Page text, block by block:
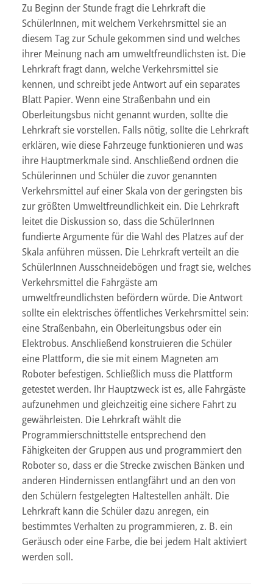
Zu Beginn der Stunde fragt die Lehrkraft die
SchülerInnen, mit welchem Verkehrsmittel sie an
diesem Tag zur Schule gekommen sind und welches
ihrer Meinung nach am umweltfreundlichsten ist. Die
Lehrkraft fragt dann, welche Verkehrsmittel sie
kennen, und schreibt jede Antwort auf ein separates
Blatt Papier. Wenn eine Straßenbahn und ein
Oberleitungsbus nicht genannt wurden, sollte die
Lehrkraft sie vorstellen. Falls nötig, sollte die Lehrkraft
erklären, wie diese Fahrzeuge funktionieren und was
ihre Hauptmerkmale sind. Anschließend ordnen die
Schülerinnen und Schüler die zuvor genannten
Verkehrsmittel auf einer Skala von der geringsten bis
zur größten Umweltfreundlichkeit ein. Die Lehrkraft
leitet die Diskussion so, dass die SchülerInnen
fundierte Argumente für die Wahl des Platzes auf der
Skala anführen müssen. Die Lehrkraft verteilt an die
SchülerInnen Ausschneidebögen und fragt sie, welches
Verkehrsmittel die Fahrgäste am
umweltfreundlichsten befördern würde. Die Antwort
sollte ein elektrisches öffentliches Verkehrsmittel sein:
eine Straßenbahn, ein Oberleitungsbus oder ein
Elektrobus. Anschließend konstruieren die Schüler
eine Plattform, die sie mit einem Magneten am
Roboter befestigen. Schließlich muss die Plattform
getestet werden. Ihr Hauptzweck ist es, alle Fahrgäste
aufzunehmen und gleichzeitig eine sichere Fahrt zu
gewährleisten. Die Lehrkraft wählt die
Programmierschnittstelle entsprechend den
Fähigkeiten der Gruppen aus und programmiert den
Roboter so, dass er die Strecke zwischen Bänken und
anderen Hindernissen entlangfährt und an den von
den Schülern festgelegten Haltestellen anhält. Die
Lehrkraft kann die Schüler dazu anregen, ein
bestimmtes Verhalten zu programmieren, z. B. ein
Geräusch oder eine Farbe, die bei jedem Halt aktiviert
werden soll.